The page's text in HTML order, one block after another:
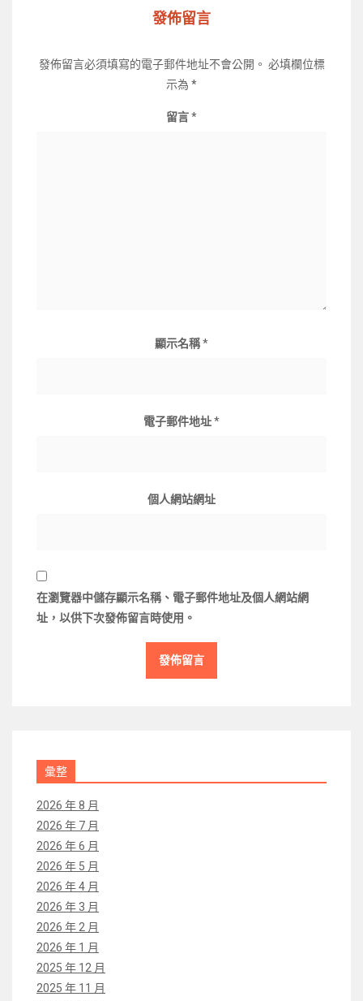
發佈留言
發佈留言必須填寫的電子郵件地址不會公開。 必填欄位標
示為 *
留言*
顯示名稱*
電子郵件地址*
個人網站網址
在瀏覽器中儲存顯示名稱、電子郵件地址及個人網站網
址，以供下次發佈留言時使用。
彙整
2026 年 8 月
2026 年 7 月
2026 年 6 月
2026 年 5 月
2026 年 4 月
2026 年 3 月
2026 年 2 月
2026 年 1 月
2025 年 12 月
2025 年 11 月